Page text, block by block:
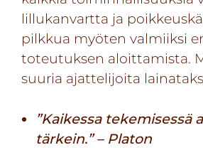
lillukanvartta ja
pilkkua myöten valmiiksi
toteutuksen aloittamista.
suuria ajattelijoita
”Kaikessa tekemisessä
tärkein.” – Platon